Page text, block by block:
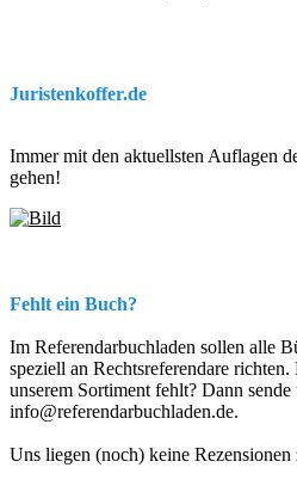
Juristenkoffer.de
Immer mit den aktuellsten Auflagen
gehen!
Fehlt ein Buch?
Im Referendarbuchladen sollen alle
speziell an Rechtsreferendare
unserem Sortiment fehlt? Dann
info@referendarbuchladen.de.
Uns liegen (noch) keine